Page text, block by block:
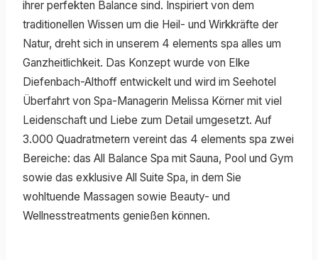
ihrer perfekten Balance sind. Inspiriert von dem
traditionellen Wissen um die Heil- und Wirkkräfte der
Natur, dreht sich in unserem 4 elements spa alles um
Ganzheitlichkeit. Das Konzept wurde von Elke
Diefenbach-Althoff entwickelt und wird im Seehotel
Überfahrt von Spa-Managerin Melissa Körner mit viel
Leidenschaft und Liebe zum Detail umgesetzt. Auf
3.000 Quadratmetern vereint das 4 elements spa zwei
Bereiche: das All Balance Spa mit Sauna, Pool und Gym
sowie das exklusive All Suite Spa, in dem Sie
wohltuende Massagen sowie Beauty- und
Wellnesstreatments genießen können.